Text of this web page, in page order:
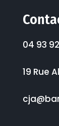
04 93
19 Rue